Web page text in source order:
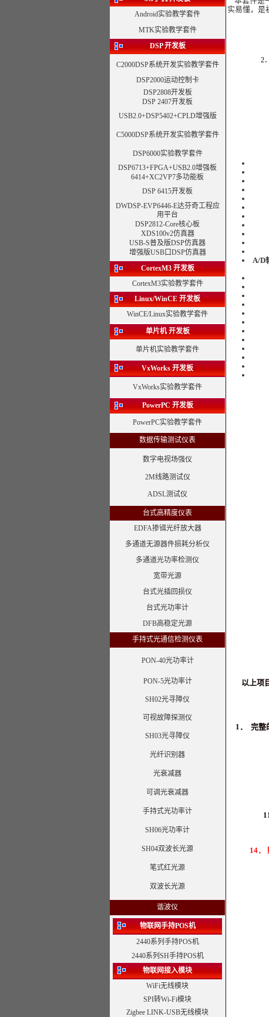
Android实验教学套件
MTK实验教学套件
DSP开发板
C2000DSP系统开发实验教学套件
DSP2000运动控制卡
DSP2808开发板
DSP 2407开发板
USB2.0+DSP5402+CPLD增强版
C5000DSP系统开发实验教学套件
DSP6000实验教学套件
DSP6713+FPGA+USB2.0增强板
6414+XC2VP7多功能板
DSP 6415开发板
DWDSP-EVP6446-E达芬奇工程应
用平台
DSP2812-Core核心板
XDS100v2仿真器
USB-S普及版DSP仿真器
增强版USB口DSP仿真器
CortexM3 开发板
CortexM3实验教学套件
Linux/WinCE 开发板
WinCE/Linux实验教学套件
单片机 开发板
单片机实验教学套件
VxWorks 开发板
VxWorks实验教学套件
PowerPC 开发板
PowerPC实验教学套件
数据传输测试仪表
数字电视场强仪
2M线路测试仪
ADSL测试仪
台式高精度仪表
EDFA掺铒光纤放大器
多通道无源器件损耗分析仪
多通道光功率检测仪
宽带光源
台式光插回损仪
台式光功率计
DFB高稳定光源
手持式光通信检测仪表
PON-40光功率计
PON-5光功率计
SH02光寻障仪
可视故障探测仪
SH03光寻障仪
光纤识别器
光衰减器
可调光衰减器
手持式光功率计
SH06光功率计
SH04双波长光源
笔式红光源
双波长光源
谐波仪
物联网手持POS机
2440系列手持POS机
2440系列SH手持POS机
物联网接入模块
WiFi无线模块
SPI转Wi-Fi模块
Zigbee LINK-USB无线模块
实易懂，是
2
A/D
以上项
1． 完整
14．